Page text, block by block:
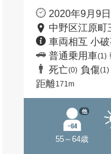
2020年9月9
中野区江原町
車両相互 小
普通乗用車(1)
死亡(0) 負傷(1)
距離171m
55～64歳
他